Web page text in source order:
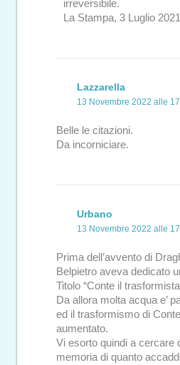
irreversibile.
La Stampa, 3 Luglio
Lazzarella
13 Novembre 2022 alle
Belle le citazioni.
Da incorniciare.
Urbano
13 Novembre 2022 alle
Prima dell’avvento di
Belpietro aveva dedicato
Titolo “Conte il
Da allora molta acqua e’
ed il trasformismo di
aumentato.
Vi esorto quindi a cercare
memoria di quanto